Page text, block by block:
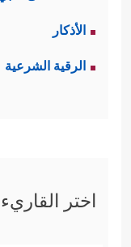
الأذكار
الرقية الشرعية
اختر القاريء